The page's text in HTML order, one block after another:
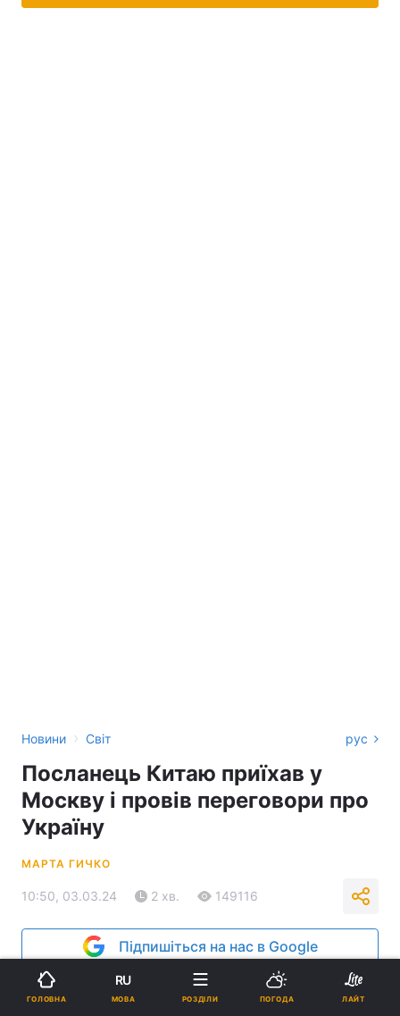
Новини › Світ рус
Посланець Китаю приїхав у
Москву і провів переговори про
Україну
МАРТА ГИЧКО
10:50, 03.03.24 2 хв. 149116
Підпишіться на нас в Google
ГОЛОВНА
RU
МОВА РОЗДІЛИ ПОГОДА ЛАЙТ